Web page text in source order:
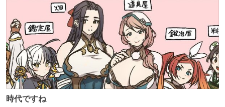
時代ですね